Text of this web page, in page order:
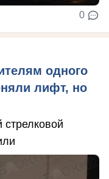
0
одного
лифт, но